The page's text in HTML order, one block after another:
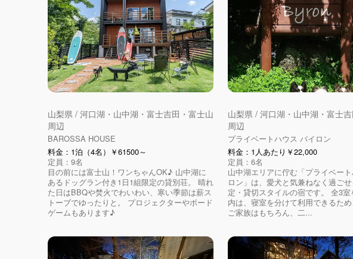
山梨県 / 河口湖・山中湖・富士吉田・富士山
周辺
BAROSSA HOUSE
料金：1泊（4名）￥61500～
定員：9名
目の前には富士山！ワンちゃんOK♪ 山中湖に
あるドッグラン付き1日1組限定の貸別荘。 晴れ
た日はBBQや焚火でわいわい、寒い季節は薪ス
トーブでゆったりと。 プロジェクターやボード
ゲームもあります♪
山梨県 / 河口湖・山中湖・富士
周辺
プライベートハウス バイロン
料金：1人あたり￥22,000
定員：6名
山中湖エリアに佇む「プライベー
ロン」は、愛犬と気兼ねなく過ご
定・貸切スタイルの宿です。 全3
内は、寝室を分けて利用できるた
ご家族はもちろん、二...